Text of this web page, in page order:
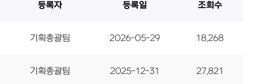
등록자 등록일 조회수
기획총괄팀 2026-05-29 18,268
기획총괄팀 2025-12-31 27,821